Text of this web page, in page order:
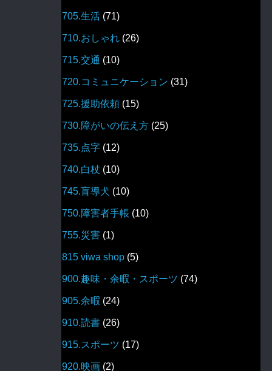
705.生活 (71)
710.おしゃれ (26)
715.交通 (10)
720.コミュニケーション (31)
725.援助依頼 (15)
730.障がいの伝え方 (25)
735.点字 (12)
740.白杖 (10)
745.盲導犬 (10)
750.障害者手帳 (10)
755.災害 (1)
815 viwa shop (5)
900.趣味・余暇・スポーツ (74)
905.余暇 (24)
910.読書 (26)
915.スポーツ (17)
920.映画 (2)